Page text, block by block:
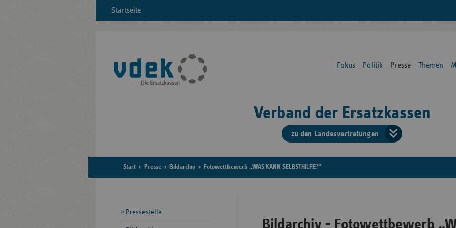
Startseite
Fokus Politik Presse Themen
Verband der Ersatzkassen
zu den Landesvertretungen
der
Start Presse Bildarchiv Fotowettbewerb „WAS KANN SELBSTHILFE?“
Bildarchiv - Fotowettbewerb
Seitennavigation
Pressestelle